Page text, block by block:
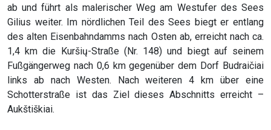
ab und führt als malerischer Weg am Westufer des Sees
Gilius weiter. Im nördlichen Teil des Sees biegt er entlang
des alten Eisenbahndamms nach Osten ab, erreicht nach ca.
1,4 km die Kuršių-Straße (Nr. 148) und biegt auf seinem
Fußgängerweg nach 0,6 km gegenüber dem Dorf Budraičiai
links ab nach Westen. Nach weiteren 4 km über eine
Schotterstraße ist das Ziel dieses Abschnitts erreicht –
Aukštiškiai.